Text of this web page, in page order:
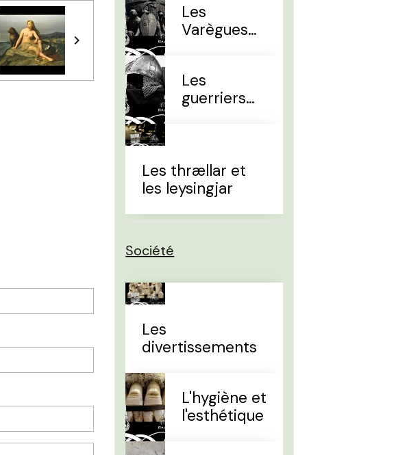
Les
Varègues
Les
guerriers
Les thrællar et
les leysingjar
Société
Les
divertissements
L'hygiène et
l'esthétique